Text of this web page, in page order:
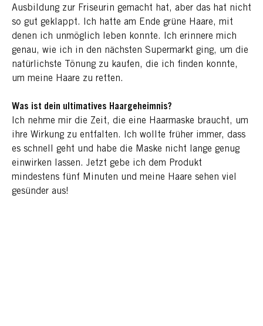
Ausbildung zur Friseurin gemacht hat, aber das hat nicht
so gut geklappt. Ich hatte am Ende grüne Haare, mit
denen ich unmöglich leben konnte. Ich erinnere mich
genau, wie ich in den nächsten Supermarkt ging, um die
natürlichste Tönung zu kaufen, die ich finden konnte,
um meine Haare zu retten.
Was ist dein ultimatives Haargeheimnis?
Ich nehme mir die Zeit, die eine Haarmaske braucht, um
ihre Wirkung zu entfalten. Ich wollte früher immer, dass
es schnell geht und habe die Maske nicht lange genug
einwirken lassen. Jetzt gebe ich dem Produkt
mindestens fünf Minuten und meine Haare sehen viel
gesünder aus!